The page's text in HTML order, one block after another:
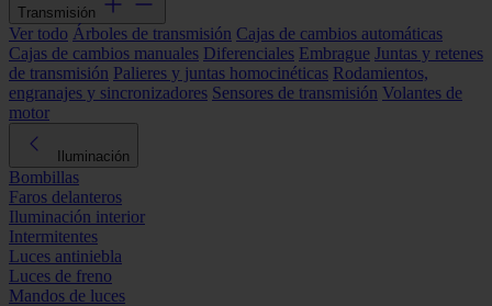
Transmisión
Ver todo Árboles de transmisión Cajas de cambios automáticas
Cajas de cambios manuales Diferenciales Embrague Juntas y retenes
de transmisión Palieres y juntas homocinéticas Rodamientos,
engranajes y sincronizadores Sensores de transmisión Volantes de
motor
Iluminación
Bombillas
Faros delanteros
Iluminación interior
Intermitentes
Luces antiniebla
Luces de freno
Mandos de luces